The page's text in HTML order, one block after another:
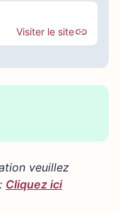
Visiter le site
×
veuillez
Cliquez ici